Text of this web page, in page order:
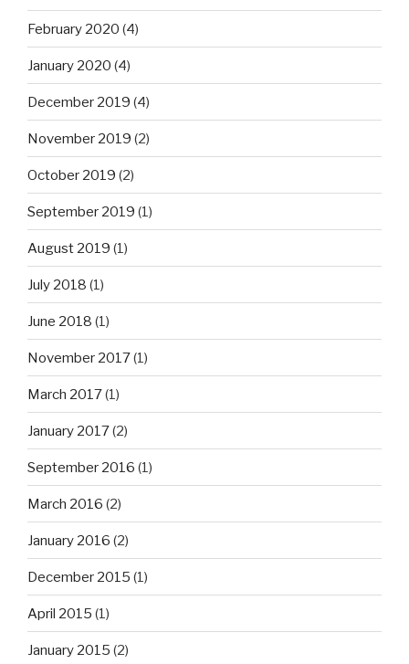
February 2020 (4)
January 2020 (4)
December 2019 (4)
November 2019 (2)
October 2019 (2)
September 2019 (1)
August 2019 (1)
July 2018 (1)
June 2018 (1)
November 2017(1)
March 2017(1)
January 2017(2)
September 2016 (1)
March 2016 (2)
January 2016 (2)
December 2015 (1)
April 2015 (1)
January 2015 (2)